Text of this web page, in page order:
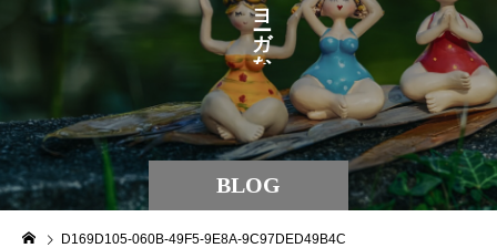
BLOG
ヨ
ガ
な
D169D105-060B-49F5-9E8A-9C97DED49B4C